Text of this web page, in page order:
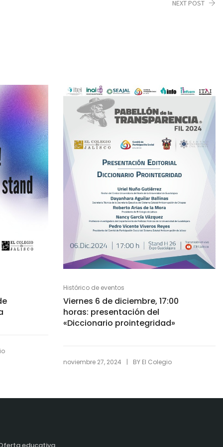
NEXT POST
Histórico de eventos
Viernes 6 de diciembre, 17:00
horas: presentación del
«Diccionario prointegridad»
noviembre 27, 2024 | BY El Colegio
educativa